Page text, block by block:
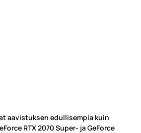
aavistuksen edullisempia kuin
RTX 2070 Super- ja GeForce